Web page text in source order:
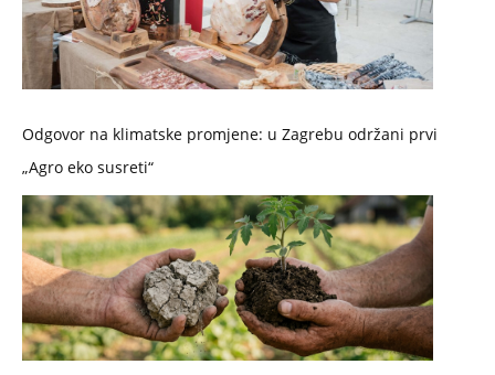
Odgovor na klimatske promjene: u Zagrebu održani prvi
„Agro eko susreti“